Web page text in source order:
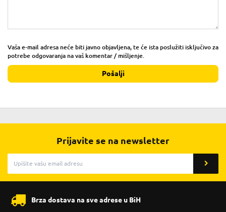
Vaša e-mail adresa neće biti javno objavljena, te će ista poslužiti isključivo za
potrebe odgovaranja na vaš komentar / mišljenje.
Pošalji
Prijavite se na newsletter
Brza dostava na sve adrese u BiH